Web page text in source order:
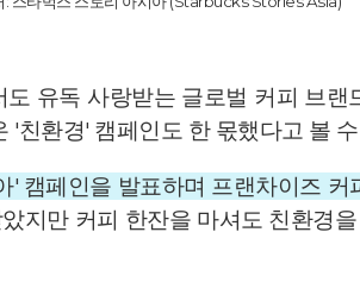
유독 사랑받는 글로벌 커피 브랜
친환경' 캠페인도 한 몫했다고 볼
캠페인을 발표하며 프랜차이즈
지만 커피 한잔을 마셔도 친환경